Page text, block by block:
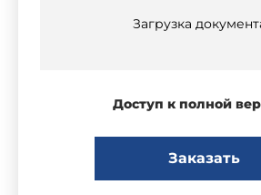
Загрузка
Доступ к полной
Заказать